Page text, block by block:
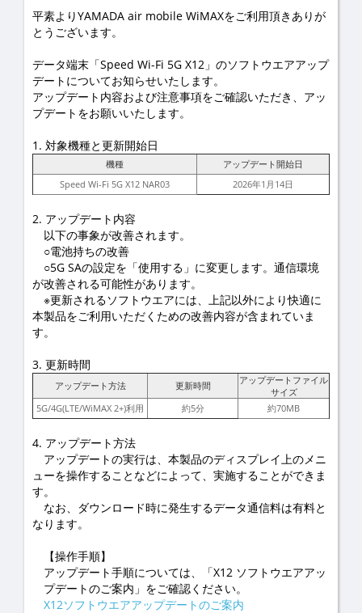
平素よりYAMADA air mobile WiMAXをご利用頂きありが
とうございます。
データ端末「Speed Wi-Fi 5G X12」のソフトウエアアップ
デートについてお知らせいたします。
アップデート内容および注意事項をご確認いただき、アッ
プデートをお願いいたします。
1. 対象機種と更新開始日
機種
アップデート開始日
Speed Wi-Fi 5G X12 NAR03
2026年1月14日
2. アップデート内容
以下の事象が改善されます。
○電池持ちの改善
○5G SAの設定を「使用する」に変更します。通信環境
が改善される可能性があります。
※更新されるソフトウエアには、上記以外により快適に
本製品をご利用いただくための改善内容が含まれていま
す。
3. 更新時間
アップデート方法 更新時間
アップデートファイル
サイズ
5G/4G(LTE/WiMAX 2+)利用
約5分 約70MB
4. アップデート方法
アップデートの実行は、本製品のディスプレイ上のメニ
ューを操作することなどによって、実施することができま
す。
なお、ダウンロード時に発生するデータ通信料は有料と
なります。
【操作手順】
アップデート手順については、「X12 ソフトウエアアッ
プデートのご案内」をご確認ください。
X12ソフトウエアアップデートのご案内